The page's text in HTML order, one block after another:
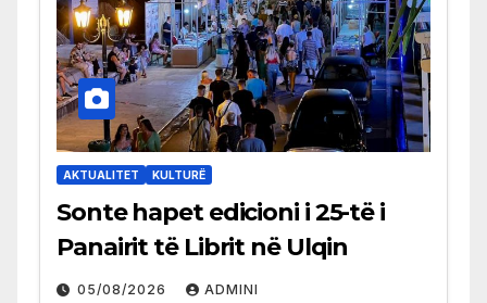
AKTUALITET KULTURË
Sonte hapet edicioni i 25-të i
Panairit të Librit në Ulqin
05/08/2026 ADMINI